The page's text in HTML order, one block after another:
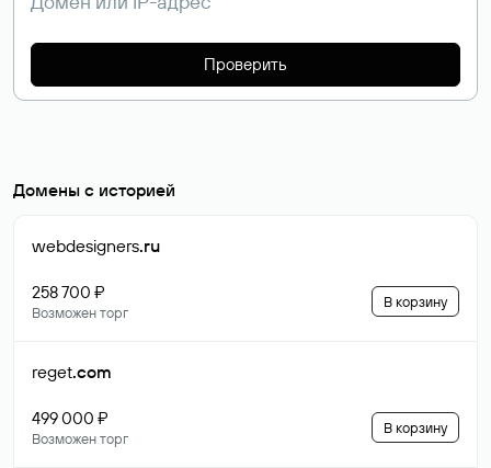
Проверить
Домены с историей
webdesigners.ru
258 700 ₽
Возможен торг
В корзину
reget.com
499 000 ₽
Возможен торг
В корзину